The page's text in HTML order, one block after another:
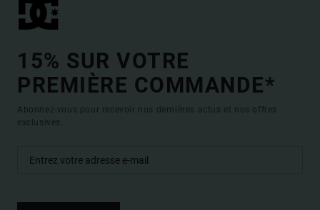
15% SUR VOTRE
PREMIÈRE COMMANDE*
Abonnez-vous pour recevoir nos dernières actus et nos offres
exclusives.